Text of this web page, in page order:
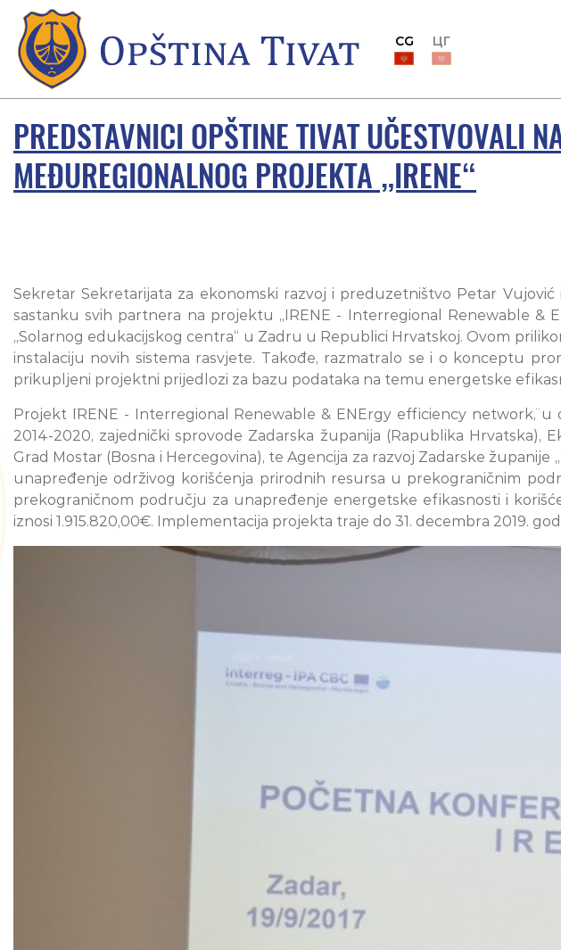
CG ЦГ
PREDSTAVNICI OPŠTINE TIVAT UČESTVOVALI
MEĐUREGIONALNOG PROJEKTA „IRENE“
Sekretar Sekretarijata za ekonomski razvoj i preduzetništvo Petar
sastanku svih partnera na projektu „IRENE - Interregional Renewable &
„Solarnog edukacijskog centra“ u Zadru u Republici Hrvatskoj. Ovom
instalaciju novih sistema rasvjete. Takođe, razmatralo se i o konceptu
prikupljeni projektni prijedlozi za bazu podataka na temu energetske
Projekt ¨IRENE - Interregional Renewable & ENErgy efficiency network¨,
2014-2020, zajednički sprovode Zadarska županija (Rapublika Hrvatska),
Grad Mostar (Bosna i Hercegovina), te Agencija za razvoj Zadarske
unapređenje održivog korišćenja prirodnih resursa u prekograničnim
prekograničnom području za unapređenje energetske efikasnosti i
iznosi 1.915.820,00€. Implementacija projekta traje do 31. decembra 2019.